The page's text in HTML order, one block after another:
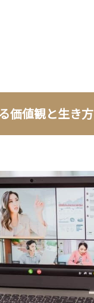
価値観と生き方